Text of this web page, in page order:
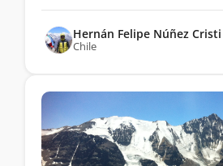
Hernán Felipe Núñez Cristi
Chile